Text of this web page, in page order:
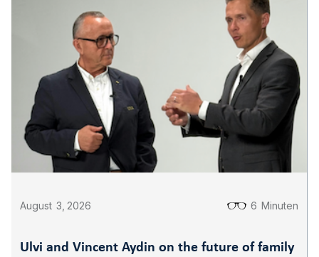
August 3 2026 6 Minuten
Ulvi and Vincent Aydin on the future of family